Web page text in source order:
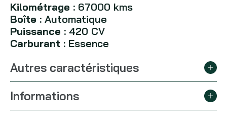
Kilométrage : 67000 kms
Boîte : Automatique
Puissance : 420 CV
Carburant : Essence
Autres caractéristiques
Informations